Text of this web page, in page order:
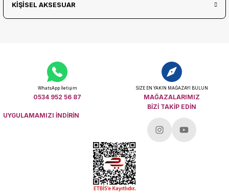
KİŞİSEL AKSESUAR
WhatsApp İletişim
0534 952 56 87
SİZE EN YAKIN MAĞAZAYI BULUN
MAĞAZALARIMIZ
UYGULAMAMIZI İNDİRİN
BİZİ TAKİP EDİN